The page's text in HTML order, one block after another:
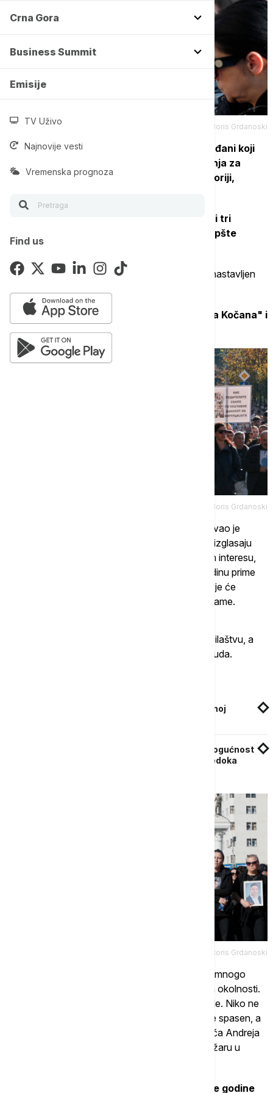
Crna Gora
Business Summit
Emisije
TV Uživo
Najnovije vesti
Vremenska prognoza
Find us
Tanjug/AP/Boris Grdanoski
U maršu su učestvovale porodice stradalih i
građani koji
traže pravdu za Kočane uoči početka suđenja za
najveću tragediju u novijoj makedonskoj istoriji,
34 fizička i tri
pravna lica terete se za teška dela protiv opšte
bezbednosti.
Marš je počeo na Trgu Makedonija, a potom je nastavljen
Ispred parlamenta skandiralo se "Pravda za Kočana" i
Tanjug/AP/Boris Grdanoski
Borjan Eftimov iz inicijative "Ko je sledeći?" pozvao je
poslanike da, kao što umeju da se okupe i hitno izglasaju
mere kada je to u njihovom ličnom ili stranačkom interesu,
sada tokom rasprave o budžetu za narednu godinu prime
porodice stradalih u Kočanima i donesu mere koje će
pomoći tim ljudima koje je cela država ostavila same.
Nakon toga, građani su se uputili ka Javnom tužilaštvu, a
marš će se završiti ispred Osnovnog krivičnog suda.
Preliminarni rezultati lokalnih izbora u Severnoj
Pomereno ročište za Banjsku: Razlog je nemogućnost
uspostavljanja video-veze za saslušanje svedoka
Tanjug/AP/Boris Grdanoski
"Istraga koja je vođena ostala je nepotpuna, sa mnogo
otvorenih pitanja, bez odgovora i nerazjašnjenih okolnosti.
Tražimo da se utvrdi zašto su institucije zakasnile. Niko ne
treba da živi sa mišlju da je neko mogao da bude spasen, a
nije", rekla je Natalija Đorđievska, supruga pevača Andreja
Đorđievskog iz grupe DNK, koji je poginuo u požaru u
U diskoteci "Puls" u Kočanima 16. marta ove godine